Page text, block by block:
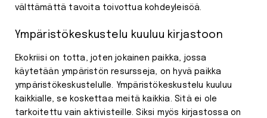
välttämättä tavoita toivottua kohdeyleisöä.
Ympäristökeskustelu kuuluu kirjastoon
Ekokriisi on totta, joten jokainen paikka, jossa
käytetään ympäristön resursseja, on hyvä paikka
ympäristökeskustelulle. Ympäristökeskustelu kuuluu
kaikkialle, se koskettaa meitä kaikkia. Sitä ei ole
tarkoitettu vain aktivisteille. Siksi myös kirjastossa on